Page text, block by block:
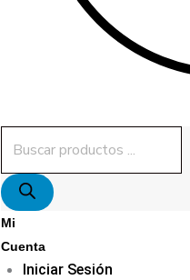
Mi
Cuenta
Iniciar Sesión